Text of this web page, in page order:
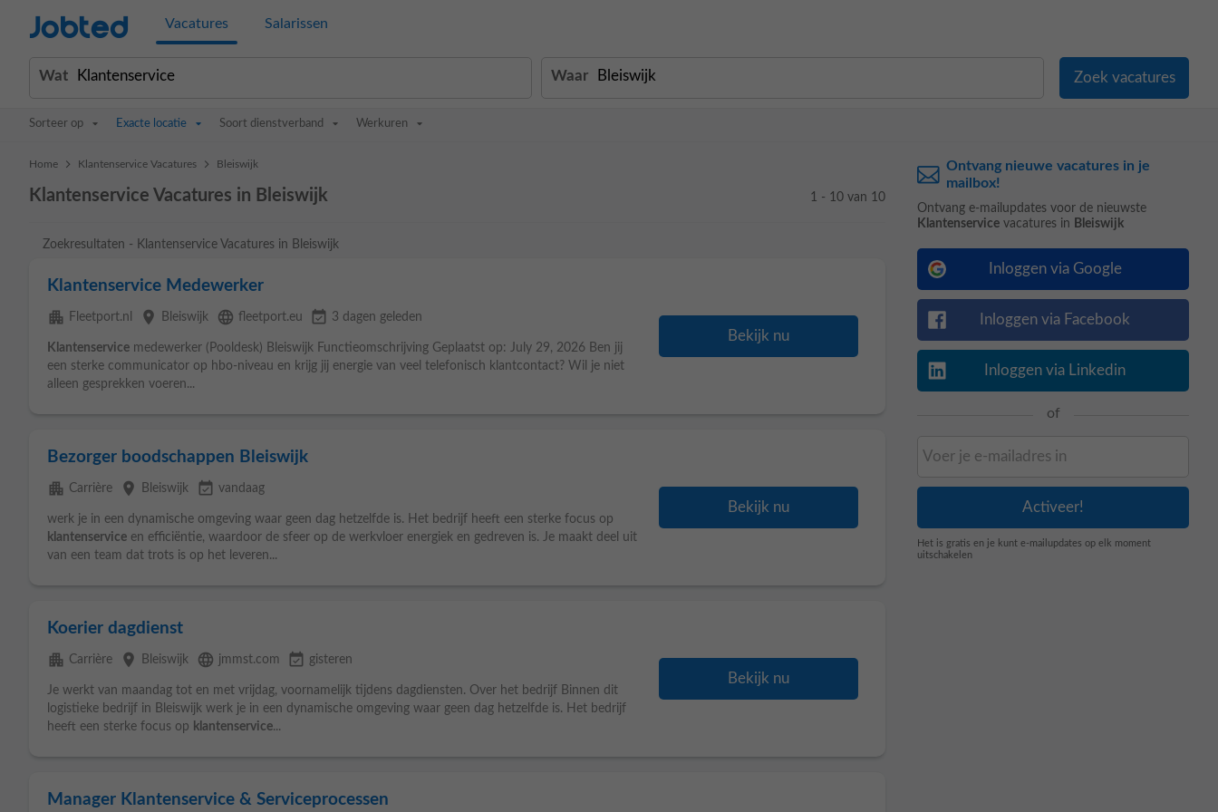
Jobted Vacatures Salarissen
Wat Waar
Sorteer op Exacte locatie Soort dienstverband Werkuren
Home > Klantenservice Vacatures > Bleiswijk
Klantenservice Vacatures in Bleiswijk 1 - 10 van 10
Zoekresultaten - Klantenservice Vacatures in Bleiswijk
Klantenservice Medewerker
apartment Fleetport.nl place Bleiswijk language fleetport.eu event_available 3 dagen geleden
Klantenservice medewerker (Pooldesk) Bleiswijk Functieomschrijving Geplaatst op: July 29, 2026 Ben jij
een sterke communicator op hbo-niveau en krijg jij energie van veel telefonisch klantcontact? Wil je niet
alleen gesprekken voeren...
Bekijk nu
Bezorger boodschappen Bleiswijk
apartment Carrière place Bleiswijk event_available vandaag
werk je in een dynamische omgeving waar geen dag hetzelfde is. Het bedrijf heeft een sterke focus op
klantenservice en efficiëntie, waardoor de sfeer op de werkvloer energiek en gedreven is. Je maakt deel uit
van een team dat trots is op het leveren...
Bekijk nu
Koerier dagdienst
apartment Carrière place Bleiswijk language jmmst.com event_available gisteren
Je werkt van maandag tot en met vrijdag, voornamelijk tijdens dagdiensten. Over het bedrijf Binnen dit
logistieke bedrijf in Bleiswijk werk je in een dynamische omgeving waar geen dag hetzelfde is. Het bedrijf
heeft een sterke focus op klantenservice...
Bekijk nu
Manager Klantenservice & Serviceprocessen
Ontvang nieuwe vacatures in je
mailbox!
Ontvang e-mailupdates voor de nieuwste
Klantenservice vacatures in Bleiswijk
Inloggen via Google
Inloggen via Facebook
Inloggen via Linkedin
of
Het is gratis en je kunt e-mailupdates op elk moment
uitschakelen